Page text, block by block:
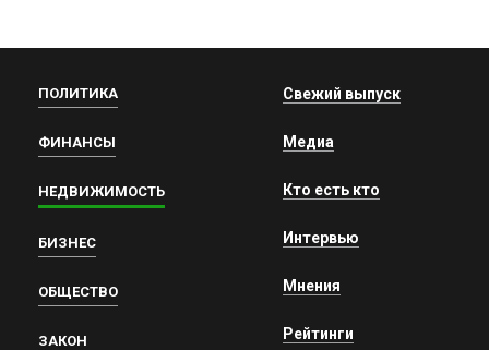
ПОЛИТИКА
ФИНАНСЫ
НЕДВИЖИМОСТЬ
БИЗНЕС
ОБЩЕСТВО
ЗАКОН
Свежий выпуск
Медиа
Кто есть кто
Интервью
Мнения
Рейтинги